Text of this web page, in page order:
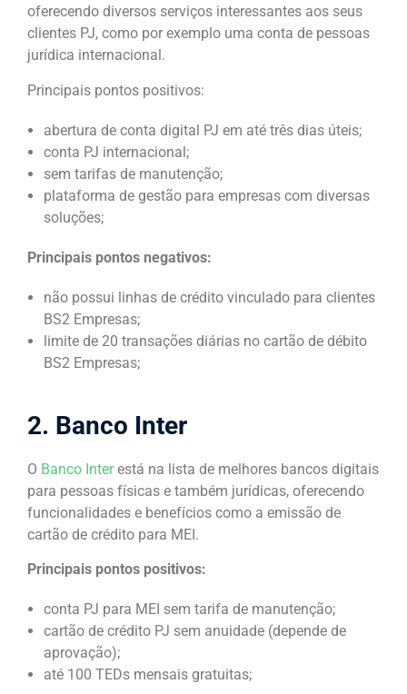
oferecendo diversos serviços interessantes aos seus
clientes PJ, como por exemplo uma conta de pessoas
jurídica internacional.
Principais pontos positivos:
abertura de conta digital PJ em até três dias úteis;
conta PJ internacional;
sem tarifas de manutenção;
plataforma de gestão para empresas com diversas
soluções;
Principais pontos negativos:
não possui linhas de crédito vinculado para clientes
BS2 Empresas;
limite de 20 transações diárias no cartão de débito
BS2 Empresas;
2. Banco Inter
O Banco Interestá na lista de melhores bancos digitais
para pessoas físicas e também jurídicas, oferecendo
funcionalidades e benefícios como a emissão de
cartão de crédito para MEI.
Principais pontos positivos:
conta PJ para MEI sem tarifa de manutenção;
cartão de crédito PJ sem anuidade (depende de
aprovação);
até 100 TEDs mensais gratuitas;